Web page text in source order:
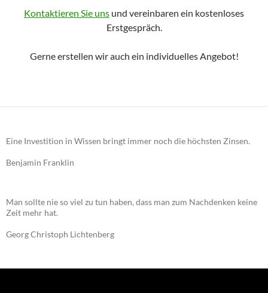
Kontaktieren Sie uns und vereinbaren ein kostenloses
Erstgespräch.
Gerne erstellen wir auch ein individuelles Angebot!
Eine Investition in Wissen bringt immer noch die höchsten Zinsen.
Benjamin Franklin
Man sollte nie so viel zu tun haben, dass man zum Nachdenken keine
Zeit mehr hat.
Georg Christoph Lichtenberg